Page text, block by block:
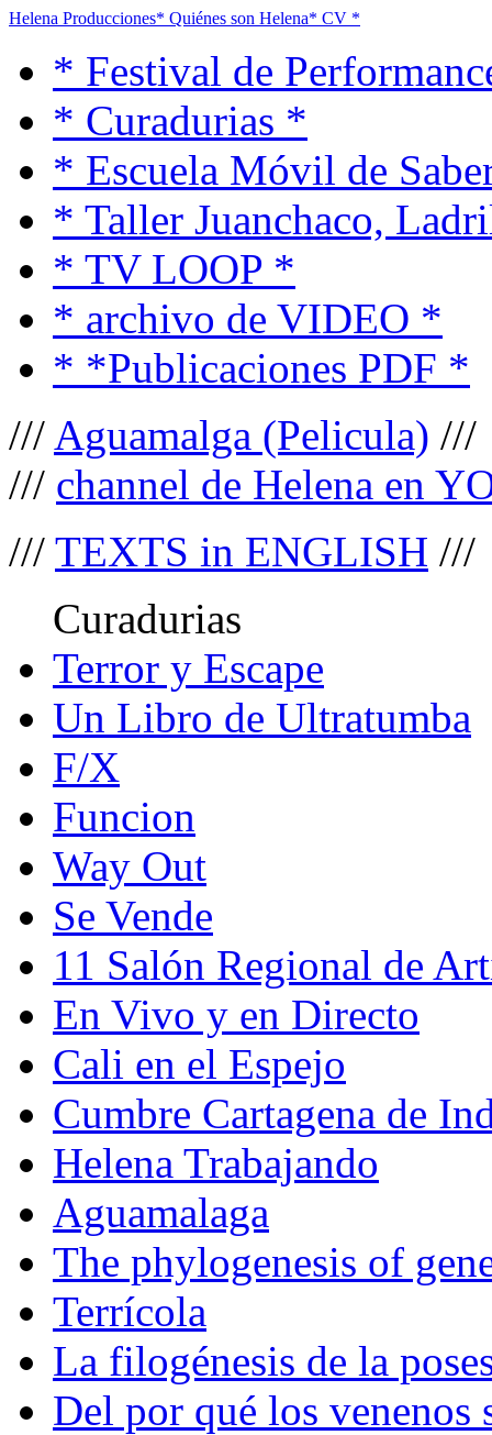
Helena Producciones* Quiénes son Helena* CV *
* Festival de
* Curadurias *
* Escuela Móvil de
* Taller Juanchaco,
* TV LOOP *
* archivo de VIDEO *
* *Publicaciones PDF *
/// Aguamalga (Pelicula) ///
/// channel de Helena en
/// TEXTS in ENGLISH ///
Curadurias
Terror y Escape
Un Libro de Ultratumba
F/X
Funcion
Way Out
Se Vende
11 Salón Regional de
En Vivo y en Directo
Cali en el Espejo
Cumbre Cartagena de
Helena Trabajando
Aguamalaga
The phylogenesis of
Terrícola
La filogénesis de la
Del por qué los venenos